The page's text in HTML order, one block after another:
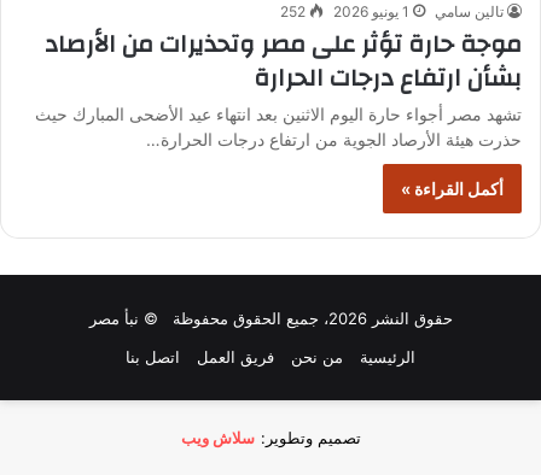
تالين سامي 1 يونيو 2026 252
موجة حارة تؤثر على مصر وتحذيرات من الأرصاد
بشأن ارتفاع درجات الحرارة
تشهد مصر أجواء حارة اليوم الاثنين بعد انتهاء عيد الأضحى المبارك حيث
حذرت هيئة الأرصاد الجوية من ارتفاع درجات الحرارة…
أكمل القراءة »
حقوق النشر 2026، جميع الحقوق محفوظة © نبأ مصر
الرئيسية
من نحن فريق العمل اتصل بنا
تصميم وتطوير: سلاش ويب